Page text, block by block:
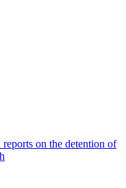
on the detention of